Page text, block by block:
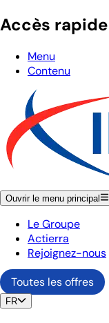
Accès rapide
Menu
Contenu
Ouvrir le menu principal
Le Groupe
Actierra
Rejoignez-nous
Toutes les offres
FR